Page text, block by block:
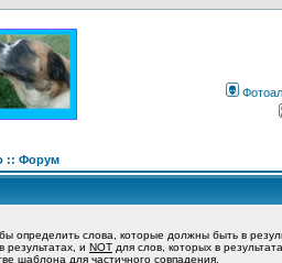
:: Форум
определить слова, которые должны быть в
результатах, и NOT для слов, которых в
шаблона для частичного совпадения.